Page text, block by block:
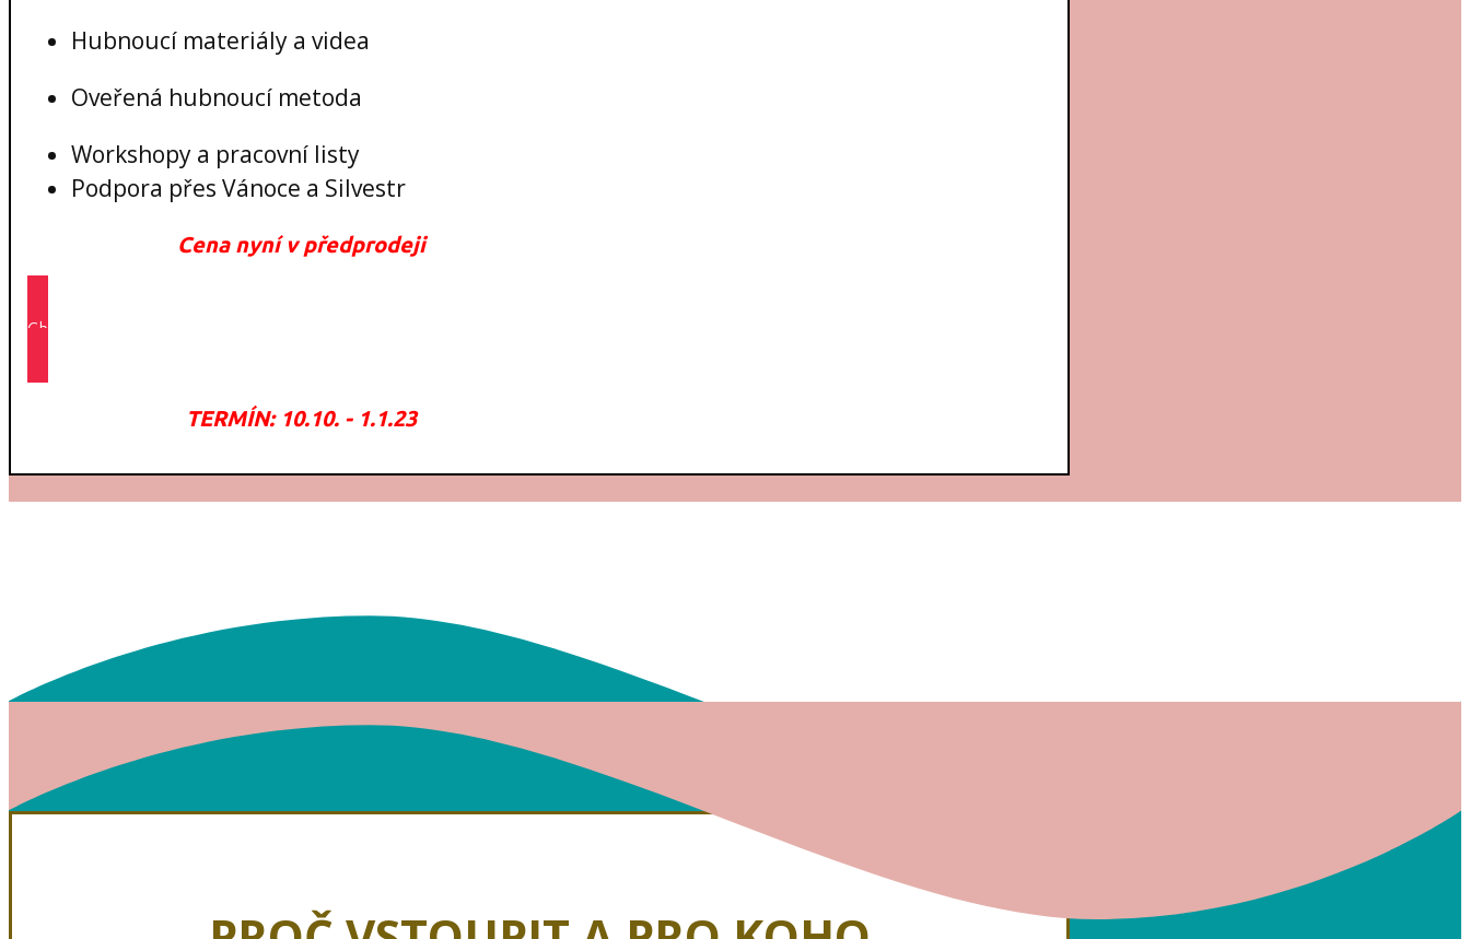
Hubnoucí materiály a videa
Oveřená hubnoucí metoda
Workshopy a pracovní listy
Podpora přes Vánoce a Silvestr
Cena nyní v předprodeji
Chci podporu na 12 týdnů >>
TERMÍN: 10.10. - 1.1.23